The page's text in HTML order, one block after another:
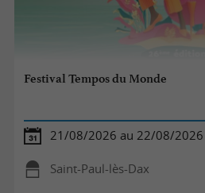
Festival Tempos du Monde
21/08/2026 au 22/08/2026
Saint-Paul-lès-Dax